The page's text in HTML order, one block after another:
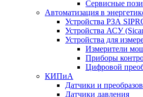
Сервисные
Автоматизация в
Устройства РЗА
Устройства АСУ
Устройства для
Измерители
Приборы
Цифровой
КИПиА
Датчики и
Датчики давления